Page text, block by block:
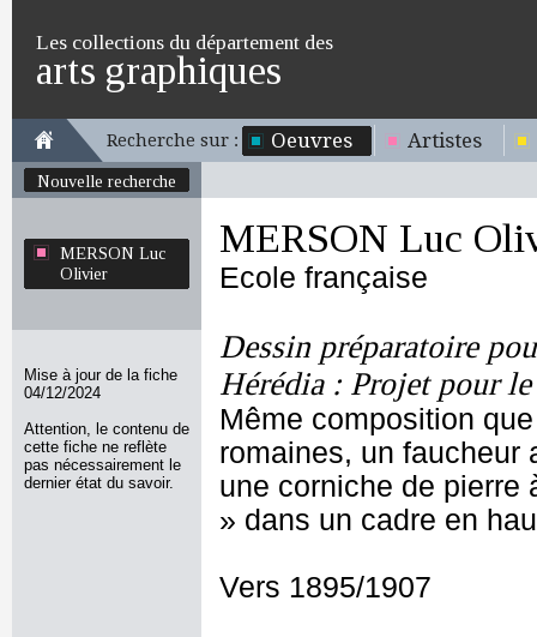
Les collections du département des
arts graphiques
Recherche sur : Oeuvres Artistes
Nouvelle recherche
MERSON Luc
Olivier
Mise à jour de la fiche
04/12/2024
Attention, le contenu de
cette fiche ne reflète
pas nécessairement le
dernier état du savoir.
MERSON Luc
Ecole française
Dessin préparatoire
Hérédia : Projet pour
Même composition
romaines, un faucheur
une corniche de pierre
» dans un cadre en
Vers 1895/1907